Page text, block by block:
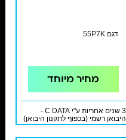
דגם 55P7K
מחיר מיוחד
3 שנים אחריות ע"י C DATA -
היבואן רשמי (בכפוף לתקנון היבואן)